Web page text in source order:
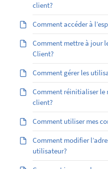
client?
Comment accéder à
Comment mettre à jour
Client?
Comment gérer les
Comment réinitialiser le
client?
Comment utiliser mes
Comment modifier
utilisateur?